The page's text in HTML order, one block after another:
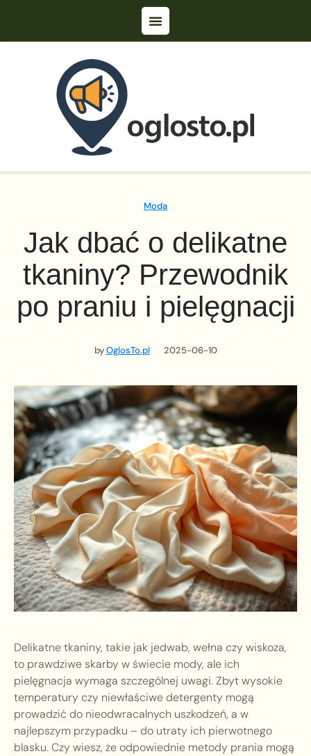
Moda
Jak dbać o delikatne
tkaniny? Przewodnik
po praniu i pielęgnacji
byOglosTo.pl 2025-06-10
Delikatne tkaniny, takie jak jedwab, wełna czy wiskoza,
to prawdziwe skarby w świecie mody, ale ich
pielęgnacja wymaga szczególnej uwagi. Zbyt wysokie
temperatury czy niewłaściwe detergenty mogą
prowadzić do nieodwracalnych uszkodzeń, a w
najlepszym przypadku – do utraty ich pierwotnego
blasku. Czy wiesz, że odpowiednie metody prania mogą